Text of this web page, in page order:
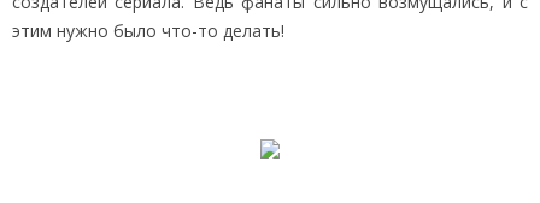
этим нужно было что-то делать!